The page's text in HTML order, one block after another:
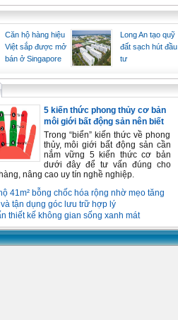
Căn hộ hàng hiệu
Việt sắp được mở
bán ở Singapore
Long An tạo quỹ
đất sạch hút đầu
tư
5 kiến thức phong thủy cơ bản
môi giới bất động sản nên biết
Trong “biển” kiến thức về phong
thủy, môi giới bất động sản cần
nắm vững 5 kiến thức cơ bản
dưới đây để tư vấn đúng cho
nâng cao uy tín nghề nghiệp.
41m² bỗng chốc hóa rộng nhờ mẹo tăng
tận dụng góc lưu trữ hợp lý
thiết kế không gian sống xanh mát